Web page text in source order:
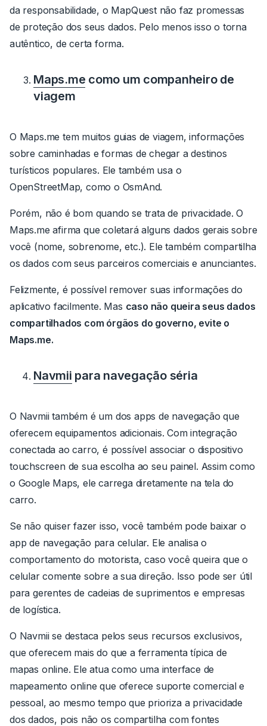
da responsabilidade, o MapQuest não faz promessas
de proteção dos seus dados. Pelo menos isso o torna
autêntico, de certa forma.
Maps.me como um companheiro de
viagem
O Maps.me tem muitos guias de viagem, informações
sobre caminhadas e formas de chegar a destinos
turísticos populares. Ele também usa o
OpenStreetMap, como o OsmAnd.
Porém, não é bom quando se trata de privacidade. O
Maps.me afirma que coletará alguns dados gerais sobre
você (nome, sobrenome, etc.). Ele também compartilha
os dados com seus parceiros comerciais e anunciantes.
Felizmente, é possível remover suas informações do
aplicativo facilmente. Mas caso não queira seus dados
compartilhados com órgãos do governo, evite o
Maps.me.
Navmii para navegação séria
O Navmii também é um dos apps de navegação que
oferecem equipamentos adicionais. Com integração
conectada ao carro, é possível associar o dispositivo
touchscreen de sua escolha ao seu painel. Assim como
o Google Maps, ele carrega diretamente na tela do
carro.
Se não quiser fazer isso, você também pode baixar o
app de navegação para celular. Ele analisa o
comportamento do motorista, caso você queira que o
celular comente sobre a sua direção. Isso pode ser útil
para gerentes de cadeias de suprimentos e empresas
de logística.
O Navmii se destaca pelos seus recursos exclusivos,
que oferecem mais do que a ferramenta típica de
mapas online. Ele atua como uma interface de
mapeamento online que oferece suporte comercial e
pessoal, ao mesmo tempo que prioriza a privacidade
dos dados, pois não os compartilha com fontes